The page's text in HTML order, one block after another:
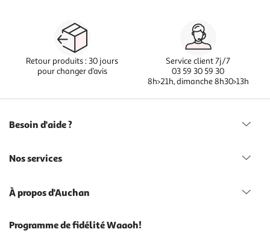
Retour produits : 30 jours
pour changer d’avis
Service client 7j/7
03 59 30 59 30
8h>21h, dimanche 8h30>13h
Besoin d'aide ?
Nos services
À propos d'Auchan
Programme de fidélité Waaoh!